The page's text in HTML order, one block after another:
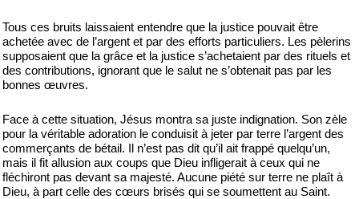
Tous ces bruits laissaient entendre que la justice pouvait être
achetée avec de l’argent et par des efforts particuliers. Les pèlerins
supposaient que la grâce et la justice s’achetaient par des rituels et
des contributions, ignorant que le salut ne s’obtenait pas par les
bonnes œuvres.
Face à cette situation, Jésus montra sa juste indignation. Son zèle
pour la véritable adoration le conduisit à jeter par terre l’argent des
commerçants de bétail. Il n’est pas dit qu’il ait frappé quelqu’un,
mais il fit allusion aux coups que Dieu infligerait à ceux qui ne
fléchiront pas devant sa majesté. Aucune piété sur terre ne plaît à
Dieu, à part celle des cœurs brisés qui se soumettent au Saint.